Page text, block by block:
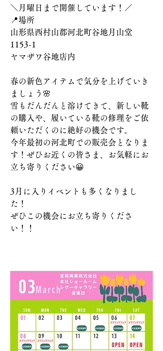
＼月曜日まで開催しています！／
📍場所
山形県西村山郡河北町谷地月山堂
1153-1
ヤマザワ谷地店内
春の新色アイテムで気分を上げていき
ましょう🌸
雪もだんだんと溶けてきて、新しい靴
の購入や、履いている靴の修理をご依
頼いただくのに絶好の機会です。
今年最初の河北町での販売会となりま
す！ぜひお近くの皆さま、お気軽にお
立ち寄りください😀
3月に入りイベントも多くなりまし
た！
ぜひこの機会にお立ち寄りくださ
い！！